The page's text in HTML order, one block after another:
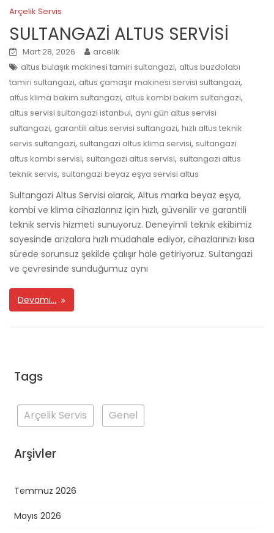
Arçelik Servis
SULTANGAZİ ALTUS SERVİSİ
Mart 28, 2026
arcelik
altus bulaşık makinesi tamiri sultangazi, altus buzdolabı
tamiri sultangazi, altus çamaşır makinesi servisi sultangazi,
altus klima bakım sultangazi, altus kombi bakım sultangazi,
altus servisi sultangazi istanbul, aynı gün altus servisi
sultangazi, garantili altus servisi sultangazi, hızlı altus teknik
servis sultangazi, sultangazi altus klima servisi, sultangazi
altus kombi servisi, sultangazi altus servisi, sultangazi altus
teknik servis, sultangazi beyaz eşya servisi altus
Sultangazi Altus Servisi olarak, Altus marka beyaz eşya,
kombi ve klima cihazlarınız için hızlı, güvenilir ve garantili
teknik servis hizmeti sunuyoruz. Deneyimli teknik ekibimiz
sayesinde arızalara hızlı müdahale ediyor, cihazlarınızı kısa
sürede sorunsuz şekilde çalışır hale getiriyoruz. Sultangazi
ve çevresinde sunduğumuz aynı
Devamı…
Tags
Arçelik Servis Genel
Arşivler
Temmuz 2026
Mayıs 2026